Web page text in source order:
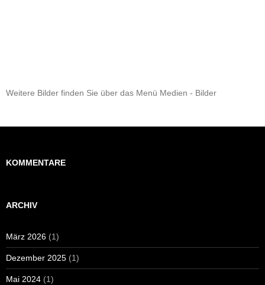
Weitere Bilder finden Sie über das Menü Medien - Bilder
KOMMENTARE
ARCHIV
März 2026 (1)
Dezember 2025 (1)
Mai 2024 (1)